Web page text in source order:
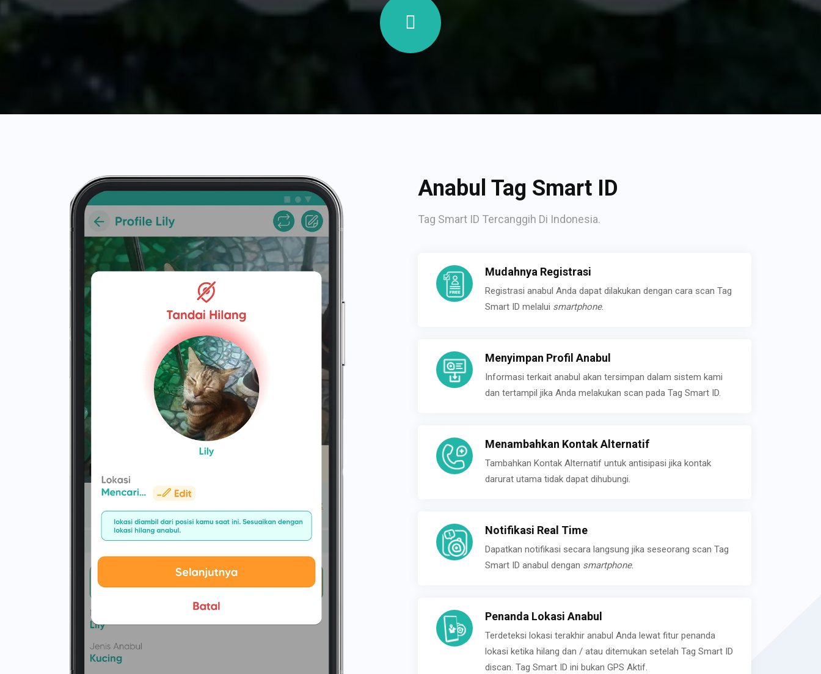
Anabul Tag Smart ID
Tag Smart ID Tercanggih Di Indonesia.
Mudahnya Registrasi
Registrasi anabul Anda dapat dilakukan dengan cara scan Tag
Smart ID melalui smartphone.
Menyimpan Profil Anabul
Informasi terkait anabul akan tersimpan dalam sistem kami
dan tertampil jika Anda melakukan scan pada Tag Smart ID.
Menambahkan Kontak Alternatif
Tambahkan Kontak Alternatif untuk antisipasi jika kontak
darurat utama tidak dapat dihubungi.
Notifikasi Real Time
Dapatkan notifikasi secara langsung jika seseorang scan Tag
Smart ID anabul dengan smartphone.
Penanda Lokasi Anabul
Terdeteksi lokasi terakhir anabul Anda lewat fitur penanda
lokasi ketika hilang dan / atau ditemukan setelah Tag Smart ID
discan. Tag Smart ID ini bukan GPS Aktif.